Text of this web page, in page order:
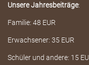
UnsereJahresbeiträge:
Familie: 48 EUR
Erwachsener: 35 EUR
Schüler und andere: 15